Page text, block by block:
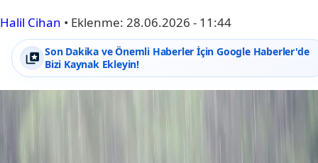
Halil Cihan • Eklenme: 28.06.2026 - 11:44
Son Dakika ve Önemli Haberler İçin Google Haberler'de
Bizi Kaynak Ekleyin!